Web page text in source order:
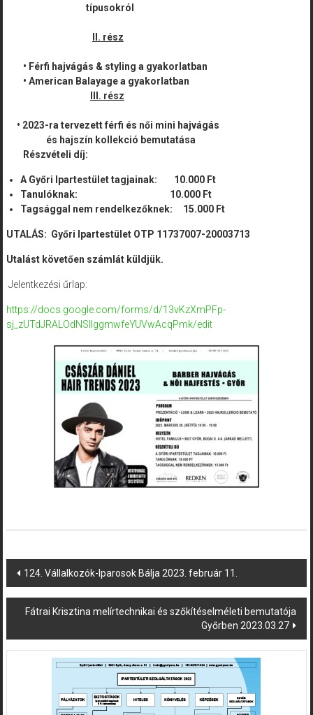
típusokról
II. rész
• Férfi hajvágás & styling a gyakorlatban
• American Balayage a gyakorlatban
III. rész
• 2023-ra tervezett férfi és női mini hajvágás
és hajszín kollekció bemutatása
Részvételi díj:
A Győri Ipartestü let tagjainak: 10.000 Ft
Tanulóknak: 10.000 Ft
Tagsággal nem rendelkezőknek: 15.000 Ft
UTALÁS: Győri Ipartestület OTP 11737007-20003713
Utalást követően számlát küldjük.
Jelentkezési űrlap:
https://docs.google.com/forms/d/13vKzXmPFp-
sj_zUTdJRALOdNSIIggmwfeYUVwAcqPmk/edit
Post
navigation
124. Vállalkozók-Iparosok Bálja 2023. február 11.
Fátrai Krisztina melírtechnikai és szőkítéselméleti bemutatója
Győrben 2023.03.27